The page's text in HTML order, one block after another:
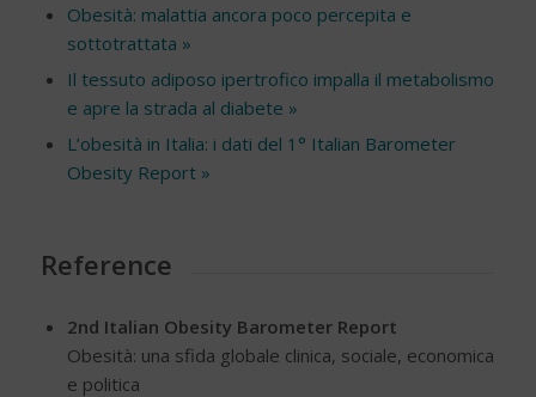
Obesità: malattia ancora poco percepita e
sottotrattata »
Il tessuto adiposo ipertrofico impalla il metabolismo
e apre la strada al diabete »
L’obesità in Italia: i dati del 1° Italian Barometer
Obesity Report »
Reference
2nd Italian Obesity Barometer Report
Obesità: una sfida globale clinica, sociale, economica
e politica